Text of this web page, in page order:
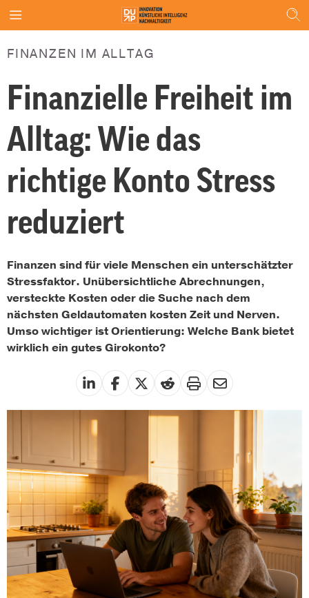
FINANZEN IM ALLTAG
Finanzielle Freiheit im
Alltag: Wie das
richtige Konto Stress
reduziert
Finanzen sind für viele Menschen ein unterschätzter
Stressfaktor. Unübersichtliche Abrechnungen,
versteckte Kosten oder die Suche nach dem
nächsten Geldautomaten kosten Zeit und Nerven.
Umso wichtiger ist Orientierung: Welche Bank bietet
wirklich ein gutes Girokonto?